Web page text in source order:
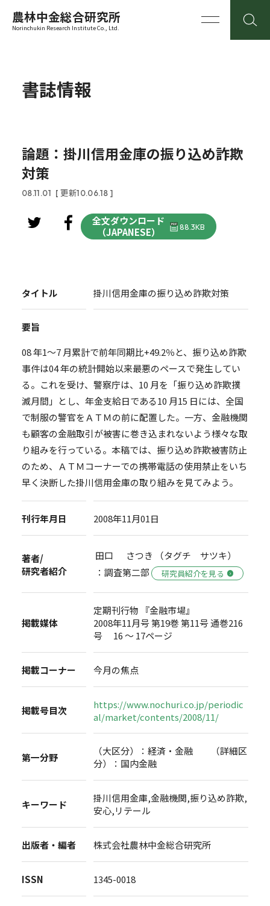
農林中金総合研究所
Norinchukin Research Institute Co., Ltd.
書誌情報
論題：掛川信用金庫の振り込め詐欺
対策
08.11.01 [ 更新10.06.18 ]
全文ダウンロード
（JAPANESE）
88.3KB
タイトル 掛川信用金庫の振り込め詐欺対策
要旨
08 年1～7 月累計で前年同期比+49.2％と、振り込め詐欺
事件は04 年の統計開始以来最悪のペースで発生してい
る。これを受け、警察庁は、10 月を「振り込め詐欺撲
滅月間」とし、年金支給日である10 月15 日には、全国
で制服の警官をＡＴＭの前に配置した。一方、金融機関
も顧客の金融取引が被害に巻き込まれないよう様々な取
り組みを行っている。本稿では、振り込め詐欺被害防止
のため、ＡＴＭコーナーでの携帯電話の使用禁止をいち
早く決断した掛川信用金庫の取り組みを見てみよう。
刊行年月日 2008年11月01日
著者/
研究者紹介
田口 さつき （タグチ サツキ）
：調査第二部
研究員紹介を見る
掲載媒体
定期刊行物 『金融市場』
2008年11月号 第19巻 第11号 通巻216
号 16 ～ 17ページ
掲載コーナー 今月の焦点
掲載号目次
https://www.nochuri.co.jp/periodic
al/market/contents/2008/11/
第一分野
（大区分）：経済・金融 （詳細区
分）：国内金融
キーワード
掛川信用金庫,金融機関,振り込め詐欺,
安心,リテール
出版者・編者 株式会社農林中金総合研究所
ISSN 1345-0018